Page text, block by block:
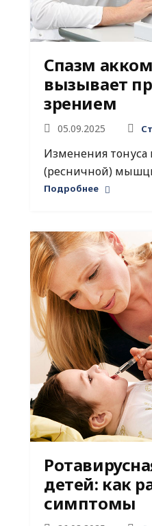
Спазм
вызывает
зрением
05.09.2025
Изменения тонуса
(ресничной)
Подробнее
детей: как
симптомы